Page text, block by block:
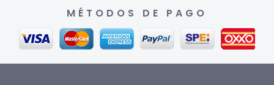
MÉTODOS DE PAGO